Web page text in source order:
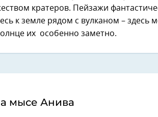
кратеров. Пейзажи
к земле рядом с вулканом – здесь
их особенно заметно.
мысе Анива